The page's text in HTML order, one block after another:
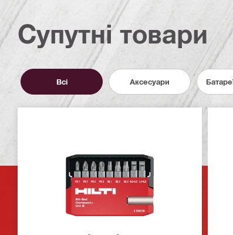
Супутні товари
Всі Аксесуари